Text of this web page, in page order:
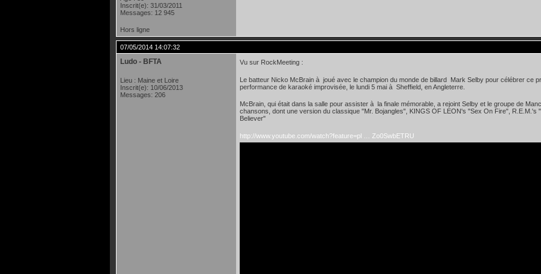
Inscrit(e): 31/03/2011
Messages: 12 945
Hors ligne
07/05/2014 14:07:32
Ludo - BFTA
Lieu : Maine et Loire
Inscrit(e): 10/06/2013
Messages: 206
Vu sur RockMeeting :
Le batteur Nicko McBrain à joué avec le champion du monde de billard Mark Selby pour célébrer ce
performance de karaoké improvisée, le lundi 5 mai à Sheffield, en Angleterre.
McBrain, qui était dans la salle pour assister à la finale mémorable, a rejoint Selby et le groupe de
chansons, dont une version du classique "Mr. Bojangles", KINGS OF LEON's "Sex On Fire", R.E.M.'s
Believer"
http://www.youtube.com/watch?feature=pl … Zo0SwbETRU